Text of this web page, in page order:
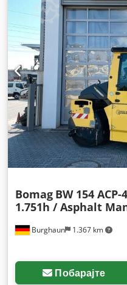
Burghaun 1.367 km
Bomag BW 154
1.751h / Asphalt
Побарајте